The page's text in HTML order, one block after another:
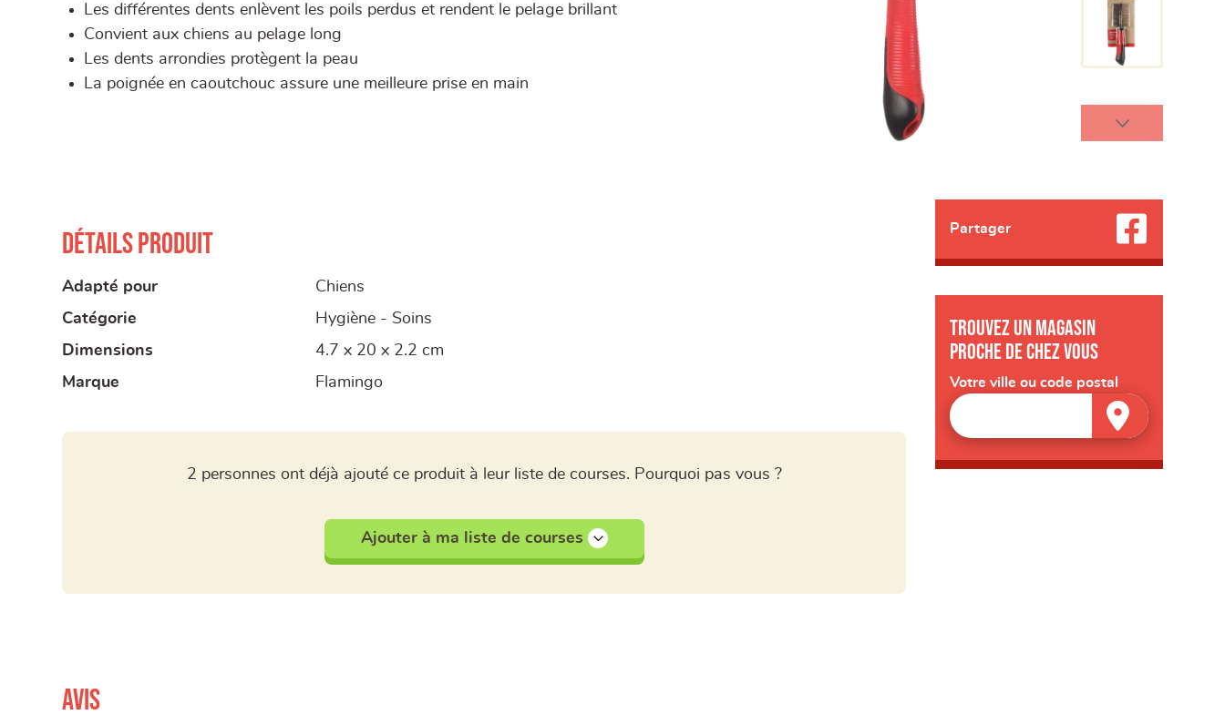
Les différentes dents enlèvent les poils perdus et rendent le pelage brillant
Convient aux chiens au pelage long
Les dents arrondies protègent la peau
La poignée en caoutchouc assure une meilleure prise en main
Détails produit
Adapté pour
Chiens
Catégorie
Hygiène - Soins
Dimensions
4.7 x 20 x 2.2 cm
Marque
Flamingo
2 personnes ont déjà ajouté ce produit à leur liste de courses. Pourquoi pas vous ?
Ajouter à ma liste de courses
Avis
Partager
Trouvez un magasin
proche de chez vous
Votre ville ou code postal